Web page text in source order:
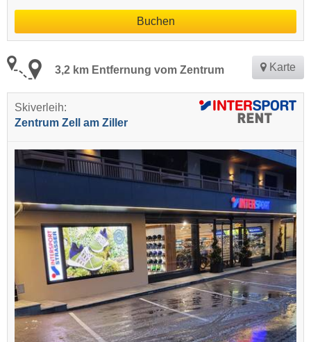
Buchen
3,2 km Entfernung vom Zentrum Karte
Skiverleih:
Zentrum Zell am Ziller